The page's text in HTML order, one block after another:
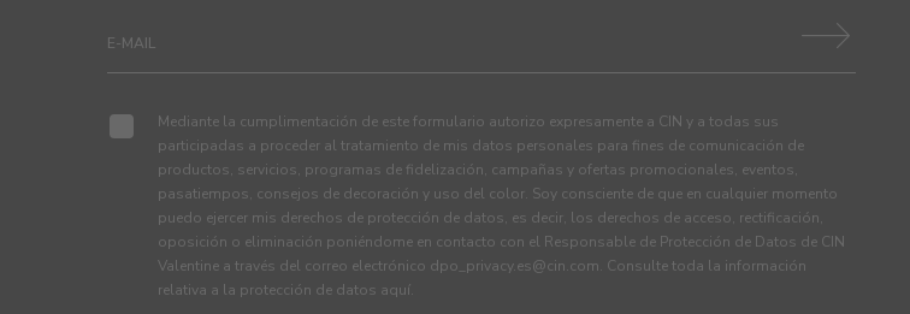
Mediante la cumplimentación de este formulario autorizo expresamente a CIN y a todas sus
participadas a proceder al tratamiento de mis datos personales para fines de comunicación de
productos, servicios, programas de fidelización, campañas y ofertas promocionales, eventos,
pasatiempos, consejos de decoración y uso del color. Soy consciente de que en cualquier momento
puedo ejercer mis derechos de protección de datos, es decir, los derechos de acceso, rectificación,
oposición o eliminación poniéndome en contacto con el Responsable de Protección de Datos de CIN
Valentine a través del correo electrónico dpo_privacy.es@cin.com. Consulte toda la información
relativa a la protección de datos aquí.